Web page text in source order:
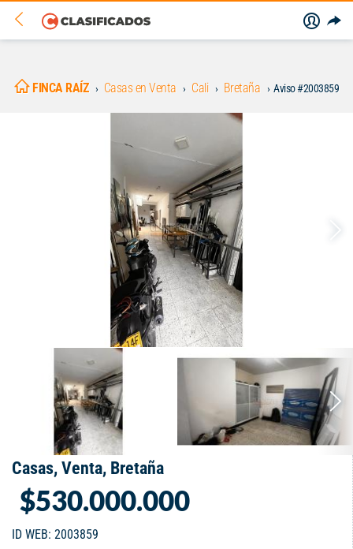
FINCA RAÍZ Casas en Venta Cali Bretaña Aviso #2003859
Casas, Venta, Bretaña
$530.000.000
ID WEB: 2003859